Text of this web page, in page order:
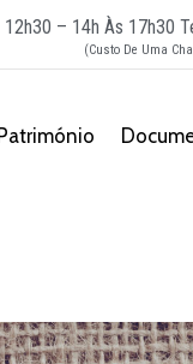
– 14h Às 17h30
(Custo De Uma
Património